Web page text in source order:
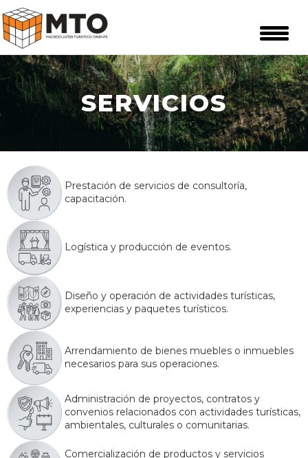
SERVICIOS
Prestación de servicios de consultoría,
capacitación.
Logística y producción de eventos.
Diseño y operación de actividades turísticas,
experiencias y paquetes turísticos.
Arrendamiento de bienes muebles o inmuebles
necesarios para sus operaciones.
Administración de proyectos, contratos y
convenios relacionados con actividades turísticas,
ambientales, culturales o comunitarias.
Comercialización de productos y servicios